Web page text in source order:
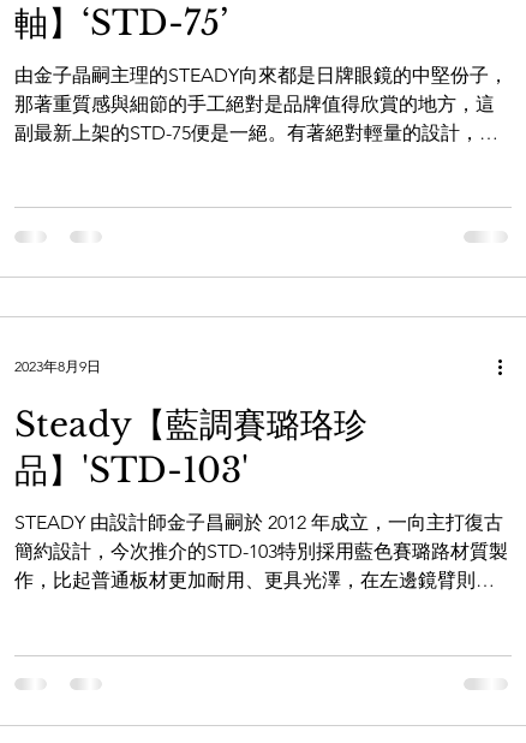
軸】‘STD-75’
由金子晶嗣主理的STEADY向來都是日牌眼鏡的中堅份子，
那著重質感與細節的手工絕對是品牌值得欣賞的地方，這
副最新上架的STD-75便是一絕。有著絕對輕量的設計，這
Steady【藍調賽璐珞珍
品】'STD-103'
STEADY 由設計師金子昌嗣於 2012 年成立，一向主打復古
簡約設計，今次推介的STD-103特別採用藍色賽璐路材質製
作，比起普通板材更加耐用、更具光澤，在左邊鏡臂則刻
2023年8月9日